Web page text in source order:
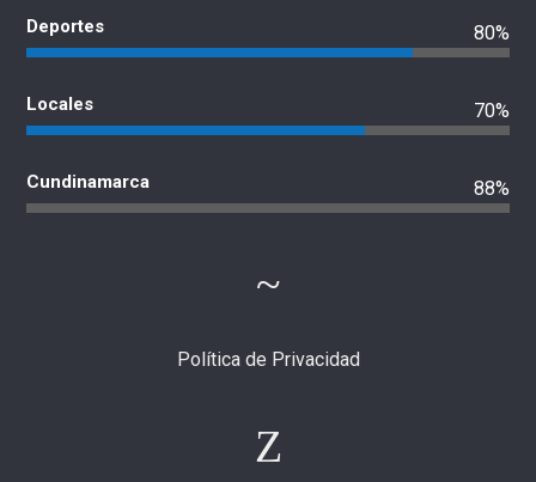
Deportes 80%
Locales 70%
Cundinamarca 88%
Política de Privacidad